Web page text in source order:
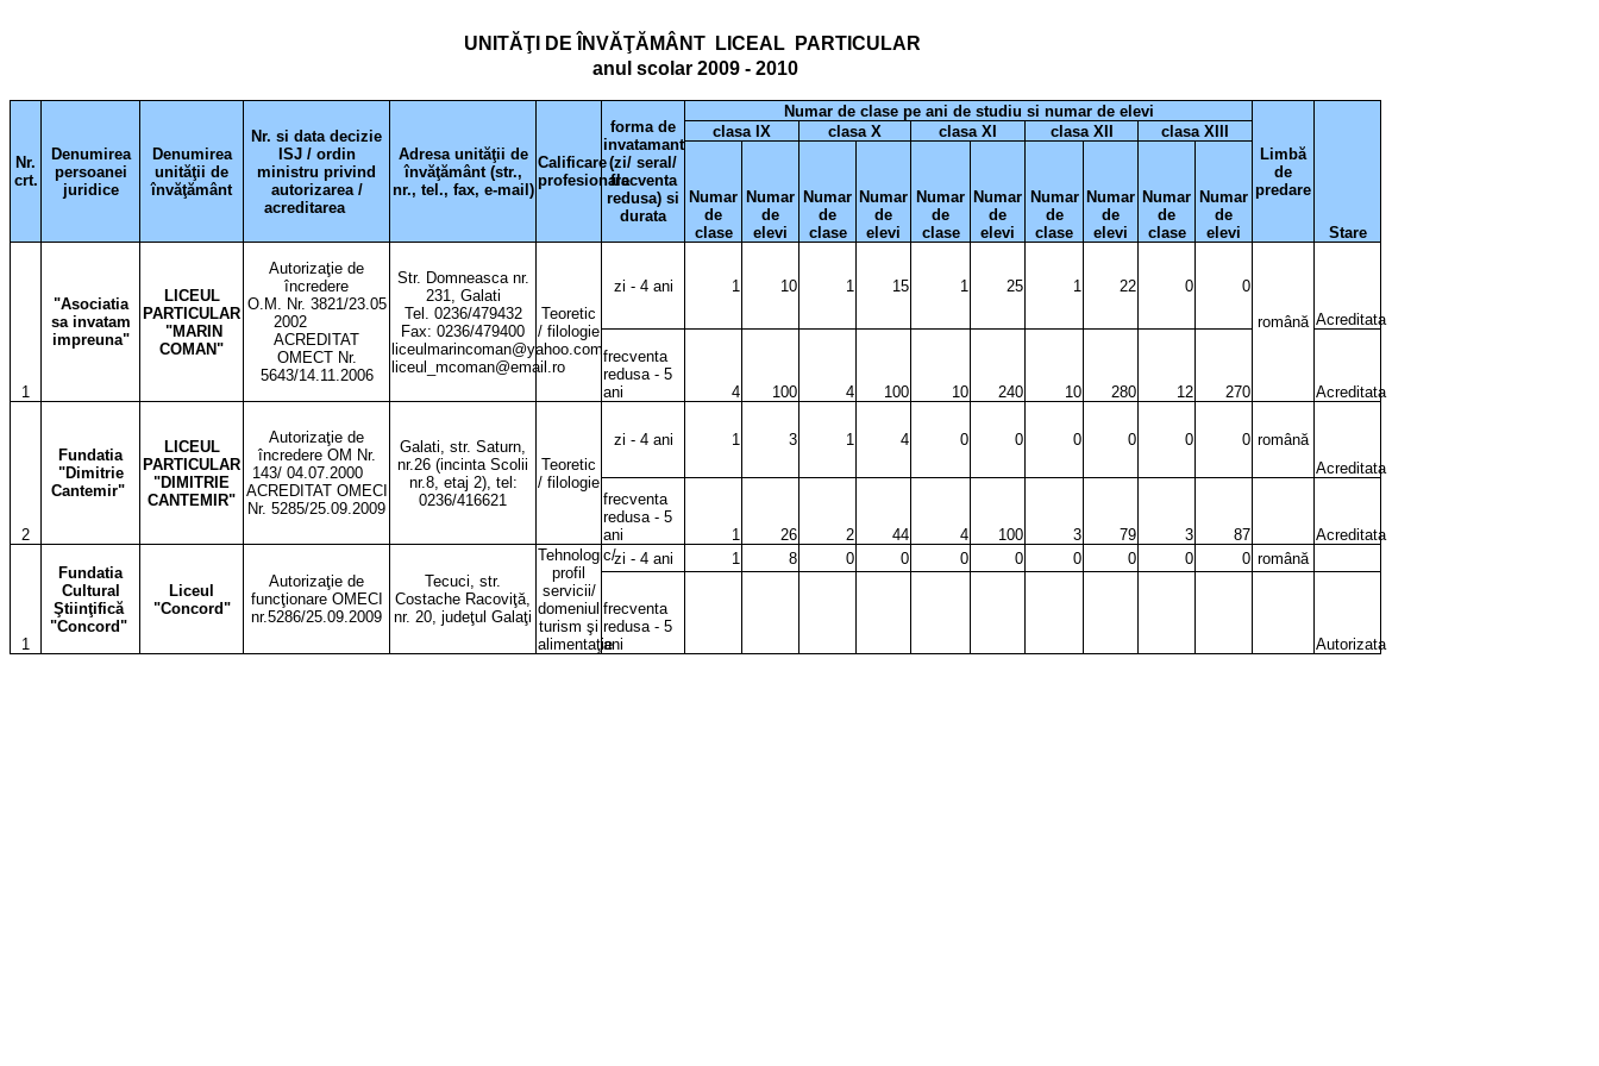
UNITĂŢI DE ÎNVĂŢĂMÂNT LICEAL
PARTICULAR
anul scolar 2009 - 2010
Nr.
crt.
Denumirea
persoanei
juridice
Denumirea
unităţii de
învăţământ
Nr. si data decizie
ISJ / ordin
ministru privind
autorizarea /
acreditarea
Adresa unităţii de
învăţământ (str.,
nr., tel., fax, e-mail)
Calificare
profesionala
forma de
invatamant
(zi/ seral/
frecventa
redusa) si
durata
Numar de clase pe ani de studiu si numar de elevi
Limbă
de
predare
Stare
clasa IX clasa X clasa XI clasa XII clasa XIII
Numar
de
clase
Numar
de
elevi
Numar
de
clase
Numar
de
elevi
Numar
de
clase
Numar
de
elevi
Numar
de
clase
Numar
de
elevi
Numar
de
clase
Numar
de
elevi
1
"Asociatia
sa invatam
impreuna"
LICEUL
PARTICULAR
"MARIN
COMAN"
Autorizaţie de
încredere
O.M. Nr. 3821/23.05
2002
ACREDITAT
OMECT Nr.
5643/14.11.2006
Str. Domneasca nr.
231, Galati
Tel. 0236/479432
Fax: 0236/479400
liceulmarincoman@yahoo.com
liceul_mcoman@email.ro
Teoretic
/ filologie
zi - 4 ani 1 10 1 15 1 25 1 22 0
0
română Acreditata
frecventa
redusa - 5
ani
4 100 4 100 10 240 10 280 12 270 Acreditata
2
Fundatia
"Dimitrie
Cantemir"
LICEUL
PARTICULAR
"DIMITRIE
CANTEMIR"
Autorizaţie de
încredere OM Nr.
143/ 04.07.2000
ACREDITAT OMECI
Nr. 5285/25.09.2009
Galati, str. Saturn,
nr.26 (incinta Scolii
nr.8, etaj 2), tel:
0236/416621
Teoretic
/ filologie
zi - 4 ani 1 3 1 4 0 0 0 0 0 0 română
Acreditata
frecventa
redusa - 5
ani
1 26 2 44 4 100 3 79 3 87 Acreditata
1
Fundatia
Cultural
Ştiinţifică
"Concord"
Liceul
"Concord"
Autorizaţie de
funcţionare OMECI
nr.5286/25.09.2009
Tecuci, str.
Costache Racoviţă,
nr. 20, judeţul Galaţi
Tehnologic/
profil
servicii/
domeniul
turism şi
alimentaţie
zi - 4 ani 1 8 0 0 0 0 0 0 0 0 română
frecventa
redusa - 5
ani
Autorizata